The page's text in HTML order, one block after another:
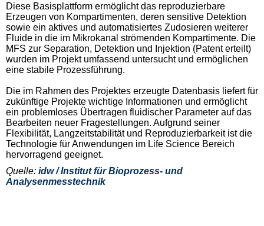
Diese Basisplattform ermöglicht das reproduzierbare
Erzeugen von Kompartimenten, deren sensitive Detektion
sowie ein aktives und automatisiertes Zudosieren weiterer
Fluide in die im Mikrokanal strömenden Kompartimente. Die
MFS zur Separation, Detektion und Injektion (Patent erteilt)
wurden im Projekt umfassend untersucht und ermöglichen
eine stabile Prozessführung.
Die im Rahmen des Projektes erzeugte Datenbasis liefert für
zukünftige Projekte wichtige Informationen und ermöglicht
ein problemloses Übertragen fluidischer Parameter auf das
Bearbeiten neuer Fragestellungen. Aufgrund seiner
Flexibilität, Langzeitstabilität und Reproduzierbarkeit ist die
Technologie für Anwendungen im Life Science Bereich
hervorragend geeignet.
Quelle: idw / Institut für Bioprozess- und
Analysenmesstechnik